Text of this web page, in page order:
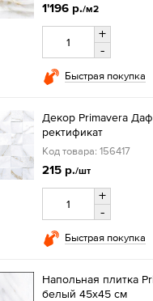
1'196 р./м2
+
-
Быстрая покупка
Декор Primavera
ректификат
Код товара: 156417
215 р./шт
+
-
Быстрая покупка
Напольная плитка
белый 45x45 см